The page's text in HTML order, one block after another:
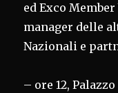
ed Exco
manager delle
Nazionali e
– ore 12,